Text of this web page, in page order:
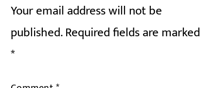
Your email address will not be
published.Required fields are marked
*